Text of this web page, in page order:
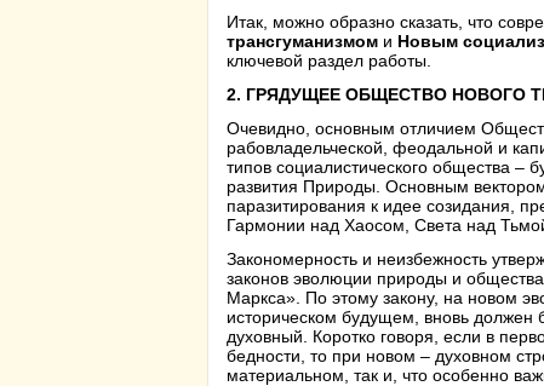
Итак, можно образно сказать, что
трансгуманизмом и Новым
ключевой раздел работы.
2. ГРЯДУЩЕЕ ОБЩЕСТВО НОВОГО
Очевидно, основным отличием
рабовладельческой, феодальной и
типов социалистического общества
развития Природы. Основным
паразитирования к идее созидания,
Гармонии над Хаосом, Света над
Закономерность и неизбежность
законов эволюции природы и
Маркса». По этому закону, на новом
историческом будущем, вновь должен
духовный. Коротко говоря, если в
бедности, то при новом – духовном
материальном, так и, что особенно